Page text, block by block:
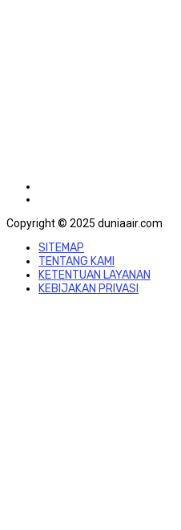
Copyright © 2025 duniaair.com
SITEMAP
TENTANG KAMI
KETENTUAN LAYANAN
KEBIJAKAN PRIVASI